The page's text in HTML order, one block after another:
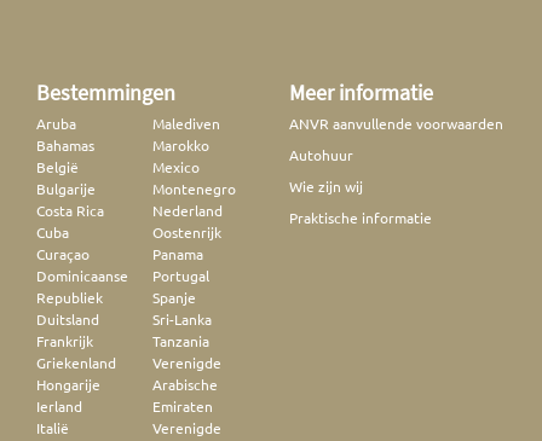
Bestemmingen
Aruba
Bahamas
België
Bulgarije
Costa Rica
Cuba
Curaçao
Dominicaanse
Republiek
Duitsland
Frankrijk
Griekenland
Hongarije
Ierland
Italië
Malediven
Marokko
Mexico
Montenegro
Nederland
Oostenrijk
Panama
Portugal
Spanje
Sri-Lanka
Tanzania
Verenigde
Arabische
Emiraten
Verenigde
Meer informatie
ANVR aanvullende voorwaarden
Autohuur
Wie zijn wij
Praktische informatie